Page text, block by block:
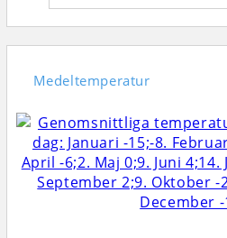
Medeltemperatur